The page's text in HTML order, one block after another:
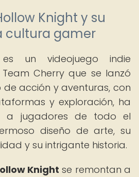
Knight y su
cultura gamer
un videojuego indie
Cherry que se lanzó
de acción y aventuras, con
y exploración, ha
a jugadores de todo el
diseño de arte, su
y su intrigante historia.
Knight se remontan a